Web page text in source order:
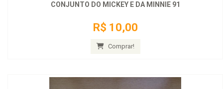
CONJUNTO DO MICKEY E DA MINNIE 91
R$ 10,00
Comprar!